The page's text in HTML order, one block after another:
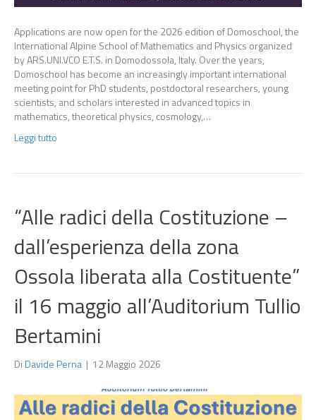
Applications are now open for the 2026 edition of Domoschool, the
International Alpine School of Mathematics and Physics organized
by ARS.UNI.VCO E.T.S. in Domodossola, Italy. Over the years,
Domoschool has become an increasingly important international
meeting point for PhD students, postdoctoral researchers, young
scientists, and scholars interested in advanced topics in
mathematics, theoretical physics, cosmology,…
Leggi tutto
“Alle radici della Costituzione –
dall’esperienza della zona
Ossola liberata alla Costituente”
il 16 maggio all’Auditorium Tullio
Bertamini
DiDavide Perna | 12 Maggio 2026